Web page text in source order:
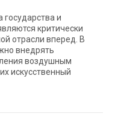
и
критически
отрасли вперед. В
внедрять
воздушным
искусственный